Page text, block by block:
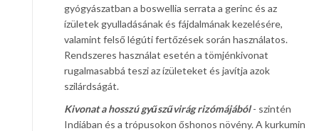
gyógyászatban a boswellia serrata a gerinc és az
ízületek gyulladásának és fájdalmának kezelésére,
valamint felső légúti fertőzések során használatos.
Rendszeres használat esetén a tömjénkivonat
rugalmasabbá teszi az ízületeket és javítja azok
szilárdságát.
Kivonat a hosszú gyűszűvirág rizómájából- szintén
Indiában és a trópusokon őshonos növény. A kurkumin